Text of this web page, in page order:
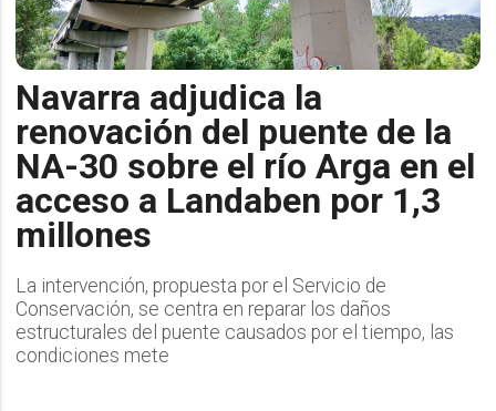
Navarra adjudica la
renovación del puente de la
NA-30 sobre el río Arga en el
acceso a Landaben por 1,3
millones
La intervención, propuesta por el Servicio de
Conservación, se centra en reparar los daños
estructurales del puente causados por el tiempo, las
condiciones mete